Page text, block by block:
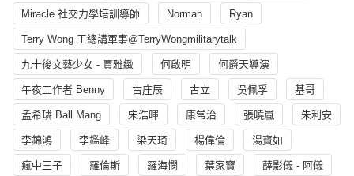
Miracle 社交力學培訓導師 Norman Ryan
Terry Wong 王總講軍事@TerryWongmilitarytalk
九十後文藝少女 - 賈雅緻 何啟明 何爵天導演
午夜工作者 Benny 古庄辰 古立 吳佩孚 基哥
孟希璘 Ball Mang 宋浩暉 康常治 張曉嵐 朱利安
李錦鴻 李鑑峰 梁天琦 楊偉倫 湯寳如
瘋中三子 羅倫斯 羅海憫 葉家寶 薛影儀 - 阿儀